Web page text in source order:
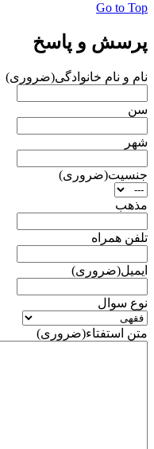
Go to Top
پرسش و پاسخ
نام و نام خانوادگی(ضروری)
سن
شهر
جنسیت(ضروری)
مذهب
تلفن همراه
ایمیل(ضروری)
نوع سوال
متن استفتاء(ضروری)